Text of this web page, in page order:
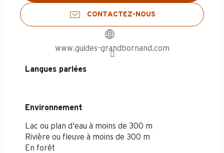
CONTACTEZ-NOUS
www.guides-grandbornand.com
Langues parlées
Langues parlées
Environnement
Environnement
Lac ou plan d'eau à moins de 300 m
Rivière ou fleuve à moins de 300 m
En forêt